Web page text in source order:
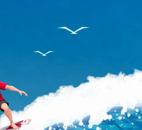
Заказать